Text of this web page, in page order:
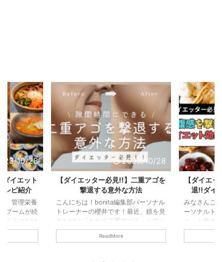
10/28
イエット
シピ紹介
、管理栄養
ブームが続
ドラマだけ
人気。で
2023/10/28
【ダイエッター必見!!】二重アゴを
撃退する意外な方法
こんにちは！bonita編集部パーソナル
トレーナーの櫻井です！最近、鏡を見
るたびに「あれ？二重アゴ？」と気に
なる方、増えていませんか？実は、二
重アゴの原因は単に体重の増加だけで
ReadMore
【ダイエ
退!!ダイ
みなさんこ
ーソナルト
エット中の
感」。しか